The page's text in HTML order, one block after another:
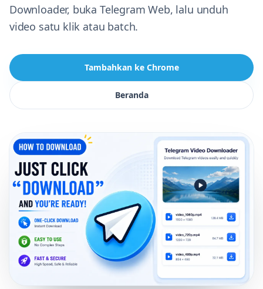
Downloader, buka Telegram Web, lalu unduh
video satu klik atau batch.
Tambahkan ke Chrome
Beranda